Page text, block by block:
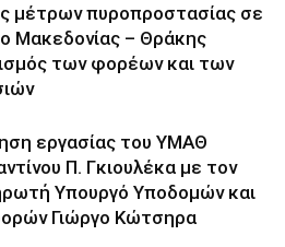
μέτρων πυροπροστασίας σε
Μακεδονίας – Θράκης
των φορέων και των
εργασίας του ΥΜΑΘ
Π. Γκιουλέκα με τον
Υπουργό Υποδομών και
Γιώργο Κώτσηρα